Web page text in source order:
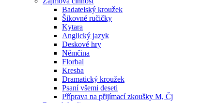
Badatelský kroužek
Šikovné ručičky
Kytara
Anglický jazyk
Deskové hry
Němčina
Florbal
Kresba
Dramatický kroužek
Psaní všemi deseti
Příprava na přijímací zkoušky M, Čj